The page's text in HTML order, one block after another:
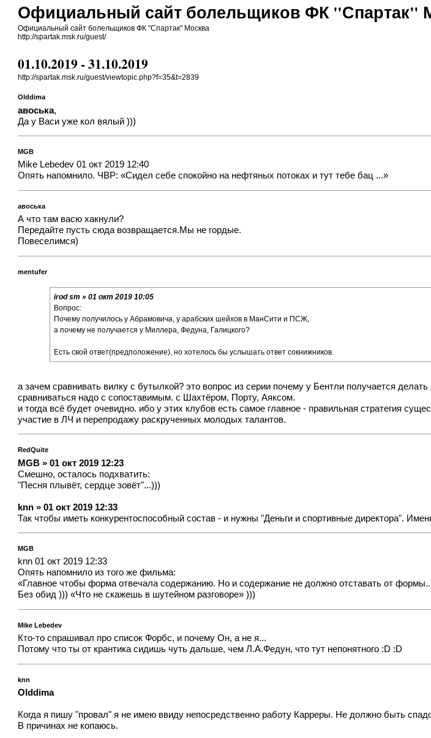
Официальный сайт болельщиков ФК "Спартак"
Официальный сайт болельщиков ФК "Спартак" Москва
http://spartak.msk.ru/guest/
01.10.2019 - 31.10.2019
http://spartak.msk.ru/guest/viewtopic.php?f=35&t=2839
Olddima
авоська,
Да у Васи уже кол вялый )))
MGB
Mike Lebedev 01 окт 2019 12:40
Опять напомнило. ЧВР: «Сидел себе спокойно на нефтяных потоках и тут тебе бац ...»
авоська
А что там васю хакнули?
Передайте пусть сюда возвращается.Мы не гордые.
Повеселимся)
mentufer
irod sm » 01 окт 2019 10:05
Вопрос:
Почему получилось у Абрамовича, у арабских шейхов в МанСити и ПСЖ,
а почему не получается у Миллера, Федуна, Галицкого?
Есть свой ответ(предположение), но хотелось бы услышать ответ сокнижников.
а зачем сравнивать вилку с бутылкой? это вопрос из серии почему у Бентли получается
сравниваться надо с сопоставимым. с Шахтёром, Порту, Аяксом.
и тогда всё будет очевидно. ибо у этих клубов есть самое главное - правильная стратегия
участие в ЛЧ и перепродажу раскрученных молодых талантов.
RedQuite
MGB » 01 окт 2019 12:23
Смешно, осталось подхватить:
"Песня плывёт, сердце зовёт"...)))
knn » 01 окт 2019 12:33
Так чтобы иметь конкурентоспособный состав - и нужны "Деньги и спортивные директора".
MGB
knn 01 окт 2019 12:33
Опять напомнило из того же фильма:
«Главное чтобы форма отвечала содержанию. Но и содержание не должно отставать от
Без обид ))) «Что не скажешь в шутейном разговоре» )))
Mike Lebedev
Кто-то спрашивал про список Форбс, и почему Он, а не я...
Потому что ты от крантика сидишь чуть дальше, чем Л.А.Федун, что тут непонятного :D :D
knn
Olddima
Когда я пишу "провал" я не имею ввиду непосредственно работу Карреры. Не должно быть
В причинах не копаюсь.